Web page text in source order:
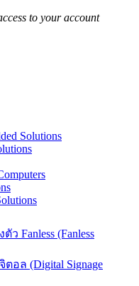
to your account
Solutions
Fanless (Fanless
อล (Digital Signage